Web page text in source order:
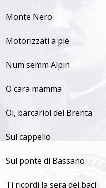
Monte Nero
Motorizzati a piè
Num semm Alpin
O cara mamma
Oi, barcariol del Brenta
Sul cappello
Sul ponte di Bassano
Ti ricordi la sera dei baci